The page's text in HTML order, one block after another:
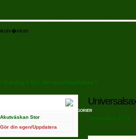
» Katalog » Gör din egen/Uppdatera »
Akutväskan Stor
Gör din egen/Uppdatera
Universalsax 18cm